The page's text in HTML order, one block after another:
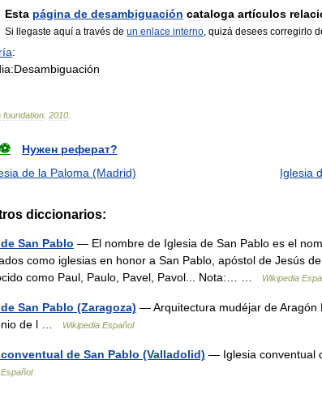
Esta página de desambiguación cataloga artículos
Si llegaste aquí a través de un enlace interno, quizá desees corregirlo
:
foundation 2010
Нужен реферат?
de la Paloma (Madrid)
Iglesia
diccionarios:
San Pablo — El nombre de Iglesia de San Pablo es el
como iglesias en honor a San Pablo, apóstol de Jesús
como Paul, Paulo, Pavel, Pavol... Nota:… …
Wikipedia
San Pablo (Zaragoza) — Arquitectura mudéjar de Aragón
de l …
Wikipedia Español
de San Pablo (Valladolid) — Iglesia conventual